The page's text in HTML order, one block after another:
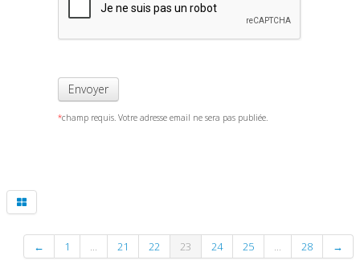
Envoyer
*champ requis. Votre adresse email ne sera pas publiée.
← 1 ... 21 22 23 24 25 ... 28 →